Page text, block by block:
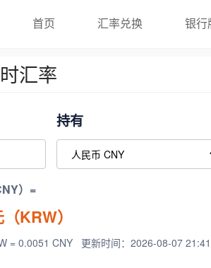
首页 汇率兑换 银行
汇率
持有
）=
KRW）
= 0.0051 CNY 更新时间：2026-08-07